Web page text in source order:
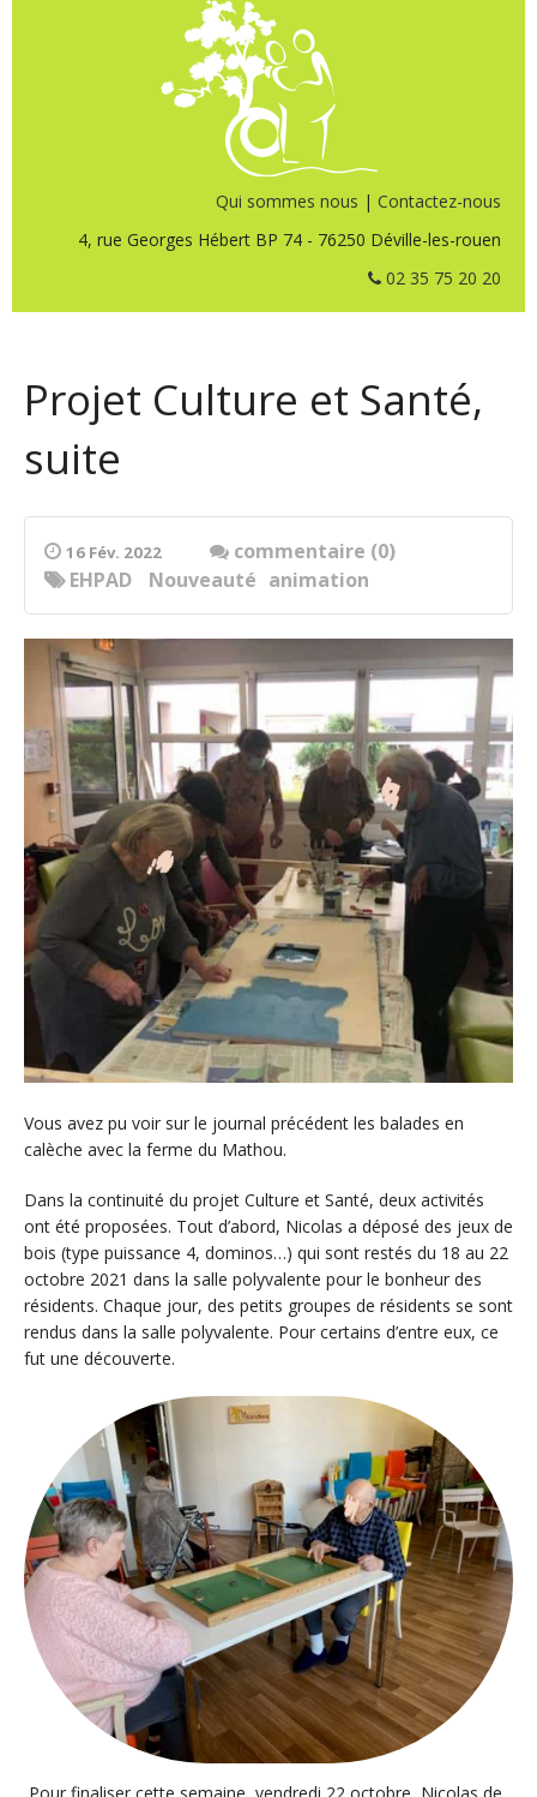
Qui sommes nous | Contactez-nous
4, rue Georges Hébert BP 74 - 76250 Déville-les-rouen
02 35 75 20 20
Projet Culture et Santé,
suite
16 Fév. 2022
commentaire (0)
animation
EHPAD Nouveauté
Vous avez pu voir sur le journal précédent les balades en
calèche avec la ferme du Mathou.
Dans la continuité du projet Culture et Santé, deux activités
ont été proposées. Tout d’abord, Nicolas a déposé des jeux de
bois (type puissance 4, dominos…) qui sont restés du 18 au 22
octobre 2021 dans la salle polyvalente pour le bonheur des
résidents. Chaque jour, des petits groupes de résidents se sont
rendus dans la salle polyvalente. Pour certains d’entre eux, ce
fut une découverte.